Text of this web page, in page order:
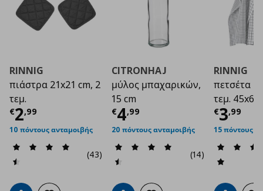
RINNIG
πιάστρα 21x21 cm, 2
τεμ.
€2,99
Τρέχουσα τιμή€ 2,99
10 πόντους ανταμοιβής
(43)
CITRONHAJ
μύλος μπαχαρικών,
15 cm
€4,99
Τρέχουσα τιμή€
20 πόντους ανταμοιβής
(14)
RINNIG
πετσέτα
τεμ. 45x60
€3,99
15 πόντους